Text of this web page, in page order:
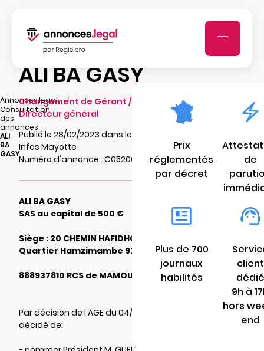
Annonces.legal
|
Consultation
des
annonces
|
ALI
BA
GASY
ALI BA GASY
Changement de Gérant / Président /
Directeur général
Publié le 28/02/2023 dans le journal Flash
Infos Mayotte
Numéro d'annonce : C05200503qzry
ALI BA GASY
SAS au capital de 500 €
Siège : 20 CHEMIN HAFIDHOU MOIMCHE
Quartier Hamzimambe 97640 SADA
888937810 RCS de MAMOUDZOU
Par décision de l'AGE du 04/11/2022, il a été
décidé de:
Prix
réglementés
par décret
de
Plus de 700
journaux
habilités
client
dédié
9h à
hors
end